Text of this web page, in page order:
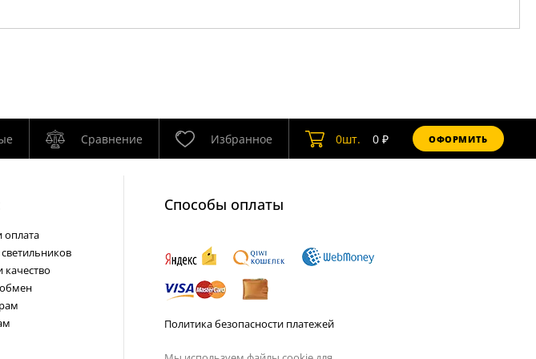
Сравнение Избранное 0шт. 0₽ ОФОРМИТЬ
оплата
качество
Способы оплаты
Политика безопасности платежей